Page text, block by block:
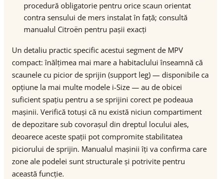
procedură obligatorie pentru orice scaun orientat
contra sensului de mers instalat în față; consultă
manualul Citroën pentru pașii exacți
Un detaliu practic specific acestui segment de MPV
compact: înălțimea mai mare a habitaclului înseamnă că
scaunele cu picior de sprijin (support leg) — disponibile ca
opțiune la mai multe modele i-Size — au de obicei
suficient spațiu pentru a se sprijini corect pe podeaua
mașinii. Verifică totuși că nu există niciun compartiment
de depozitare sub covorașul din dreptul locului ales,
deoarece aceste spații pot compromite stabilitatea
piciorului de sprijin. Manualul mașinii îți va confirma care
zone ale podelei sunt structurale și potrivite pentru
această funcție.